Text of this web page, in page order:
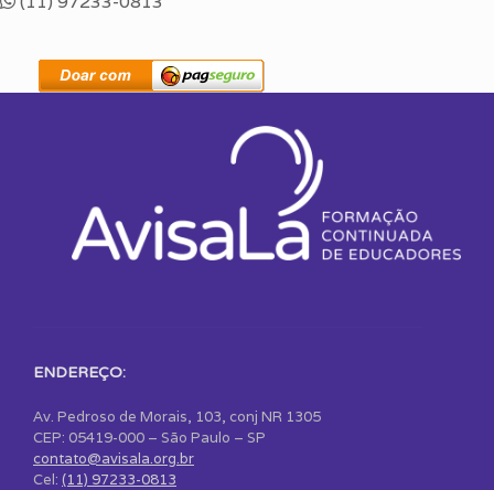
ENDEREÇO:
Av. Pedroso de Morais, 103, conj NR 1305
CEP: 05419-000 – São Paulo – SP
contato@avisala.org.br
Cel: (11) 97233-0813